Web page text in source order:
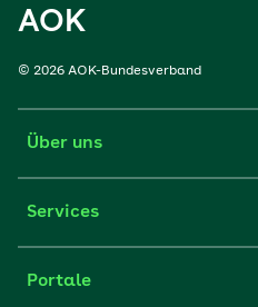
AOK
© 2026 AOK-Bundesverband
Über uns
Services
Portale